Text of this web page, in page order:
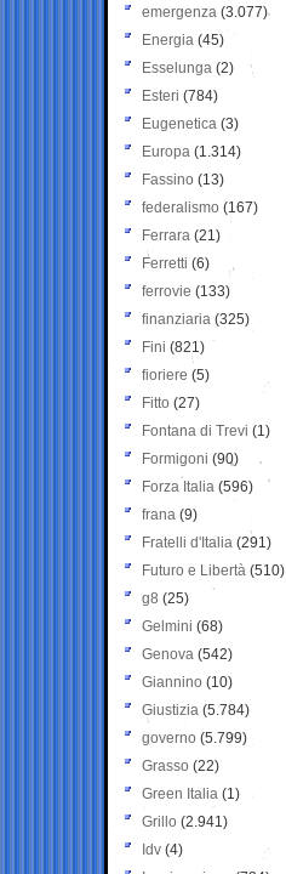
emergenza (3.077)
Energia (45)
Esselunga (2)
Esteri (784)
Eugenetica (3)
Europa (1.314)
Fassino (13)
federalismo (167)
Ferrara (21)
Ferretti (6)
ferrovie (133)
finanziaria (325)
Fini (821)
fioriere (5)
Fitto (27)
Fontana di Trevi (1)
Formigoni (90)
Forza Italia (596)
frana (9)
Fratelli d'Italia (291)
Futuro e Libertà (510)
g8 (25)
Gelmini (68)
Genova (542)
Giannino (10)
Giustizia (5.784)
governo (5.799)
Grasso (22)
Green Italia (1)
Grillo (2.941)
Idv (4)